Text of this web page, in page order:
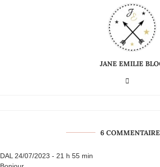
JANE EMILIE
6
DAL 24/07/2023 - 21 h 55 min